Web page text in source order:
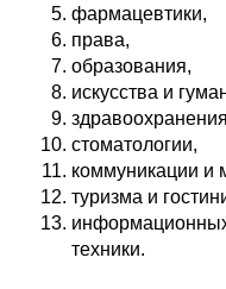
фармацевтики,
права,
образования,
искусства и
стоматологии,
коммуникации и
туризма и
техники.